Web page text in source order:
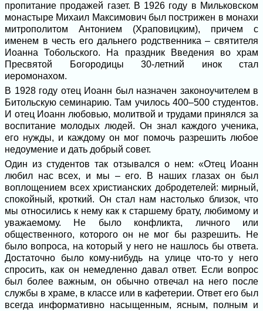
пропитание продажей газет. В 1926 году в Мильковском
монастыре Михаил Максимович был пострижен в монахи
митрополитом Антонием (Храповицким), причем с
именем в честь его дальнего родственника – святителя
Иоанна Тобольского. На праздник Введения во храм
Пресвятой Богородицы 30-летний инок стал
иеромонахом.
В 1928 году отец Иоанн был назначен законоучителем в
Битольскую семинарию. Там училось 400–500 студентов.
И отец Иоанн любовью, молитвой и трудами принялся за
воспитание молодых людей. Он знал каждого ученика,
его нужды, и каждому он мог помочь разрешить любое
недоумение и дать добрый совет.
Один из студентов так отзывался о нем: «Отец Иоанн
любил нас всех, и мы – его. В наших глазах он был
воплощением всех христианских добродетелей: мирный,
спокойный, кроткий. Он стал нам настолько близок, что
мы относились к нему как к старшему брату, любимому и
уважаемому. Не было конфликта, личного или
общественного, которого он не мог бы разрешить. Не
было вопроса, на который у него не нашлось бы ответа.
Достаточно было кому-нибудь на улице что-то у него
спросить, как он немедленно давал ответ. Если вопрос
был более важным, он обычно отвечал на него после
службы в храме, в классе или в кафетерии. Ответ его был
всегда информативно насыщенным, ясным, полным и